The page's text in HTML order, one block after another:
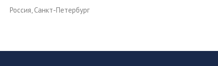
Россия, Санкт-Петербург